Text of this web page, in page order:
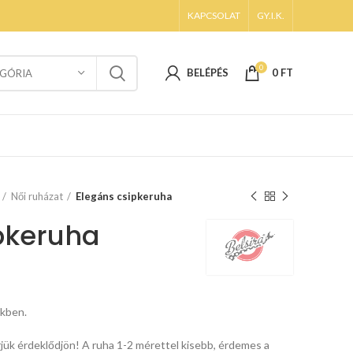
KAPCSOLAT GY.I.K.
BELÉPÉS 0 0 FT
Női ruházat Elegáns csipkeruha
érdeklődjön! A ruha 1-2 mérettel kisebb, érdemes a